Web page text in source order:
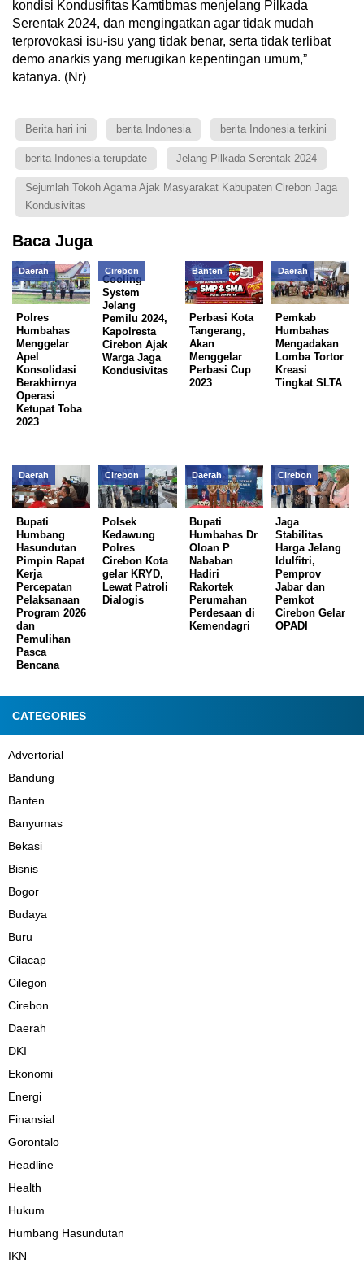
kondisi Kondusifitas Kamtibmas menjelang Pilkada
Serentak 2024, dan mengingatkan agar tidak mudah
terprovokasi isu-isu yang tidak benar, serta tidak terlibat
demo anarkis yang merugikan kepentingan umum,”
katanya. (Nr)
Berita hari ini berita Indonesia berita Indonesia terkini
berita Indonesia terupdate Jelang Pilkada Serentak 2024
Sejumlah Tokoh Agama Ajak Masyarakat Kabupaten Cirebon Jaga
Kondusivitas
Baca Juga
Daerah
Polres
Humbahas
Menggelar
Apel
Konsolidasi
Berakhirnya
Operasi
Ketupat Toba
2023
Cirebon
Cooling
System
Jelang
Pemilu 2024,
Kapolresta
Cirebon Ajak
Warga Jaga
Kondusivitas
Banten
Perbasi Kota
Tangerang,
Akan
Menggelar
Perbasi Cup
2023
Daerah
Pemkab
Humbahas
Mengadakan
Lomba Tortor
Kreasi
Tingkat SLTA
Daerah
Bupati
Humbang
Hasundutan
Pimpin Rapat
Kerja
Percepatan
Pelaksanaan
Program 2026
dan
Pemulihan
Pasca
Bencana
Cirebon
Polsek
Kedawung
Polres
Cirebon Kota
gelar KRYD,
Lewat Patroli
Dialogis
Daerah
Bupati
Humbahas Dr
Oloan P
Nababan
Hadiri
Rakortek
Perumahan
Perdesaan di
Kemendagri
Cirebon
Jaga
Stabilitas
Harga Jelang
Idulfitri,
Pemprov
Jabar dan
Pemkot
Cirebon Gelar
OPADI
CATEGORIES
Advertorial
Bandung
Banten
Banyumas
Bekasi
Bisnis
Bogor
Budaya
Buru
Cilacap
Cilegon
Cirebon
Daerah
DKI
Ekonomi
Energi
Finansial
Gorontalo
Headline
Health
Hukum
Humbang Hasundutan
IKN